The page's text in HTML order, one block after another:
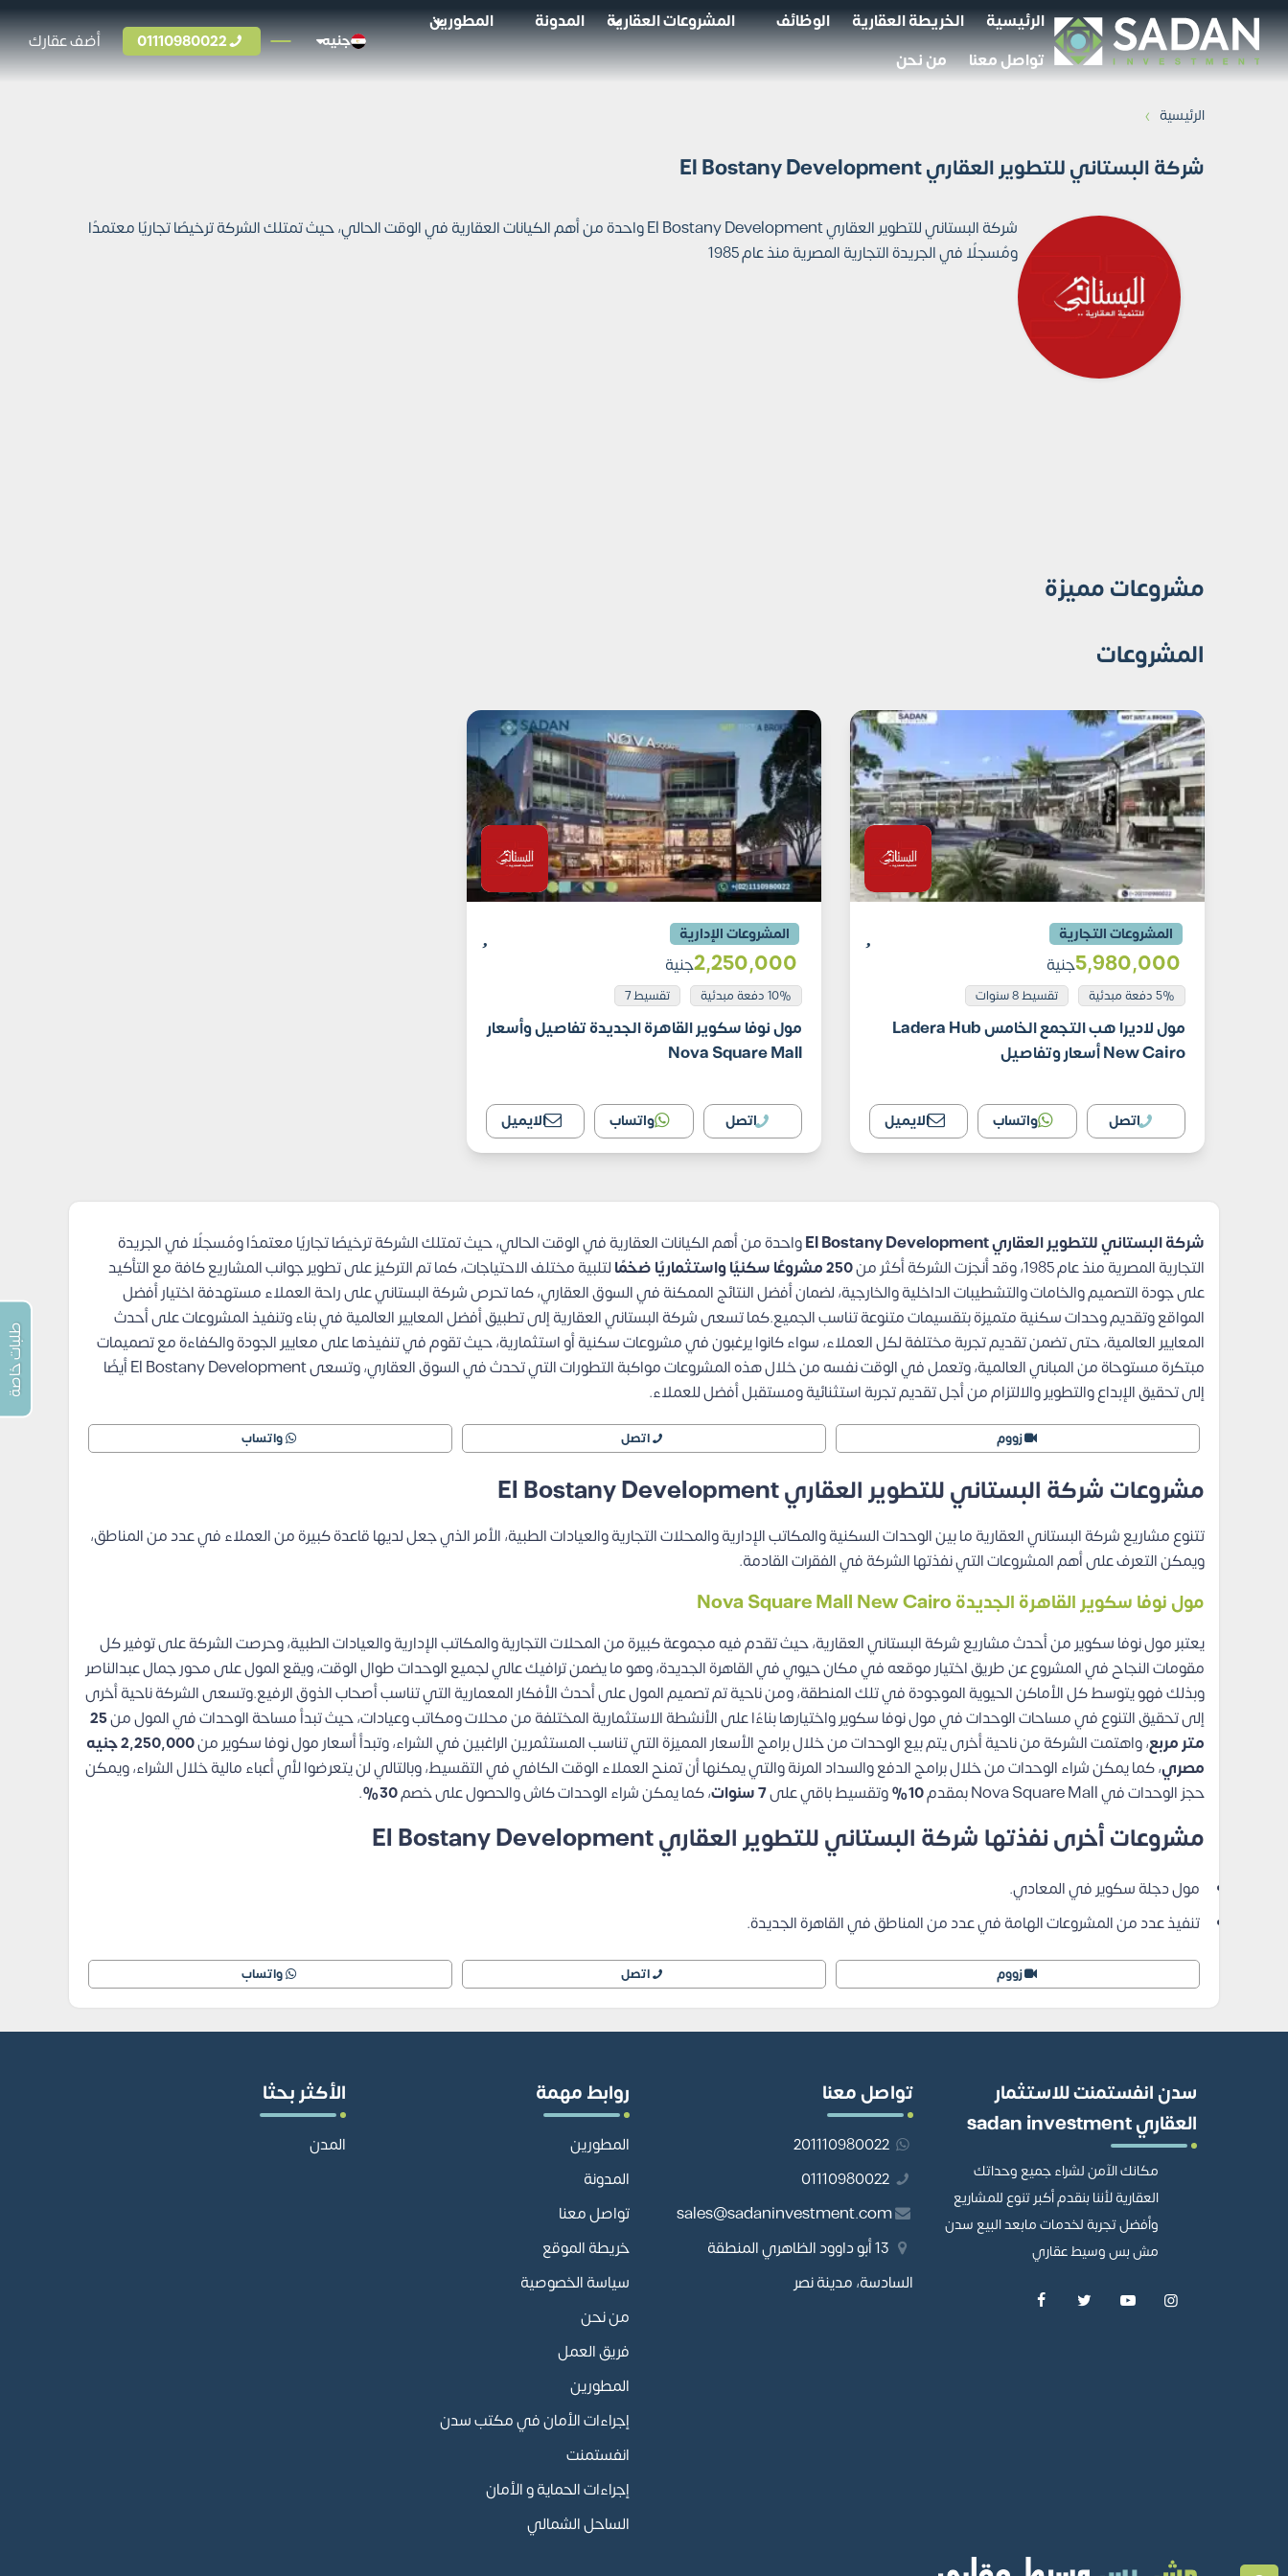
الرئيسية الخريطة العقارية الوظائف المشروعات العقارية المدونة
المطورين
تواصل معنا
من نحن
جنيه 01110980022 أضف عقارك
الرئيسية ›
شركة البستاني للتطوير العقاري El Bostany Development
شركة البستاني للتطوير العقاري El Bostany Development واحدة من أهم الكيانات العقارية في الوقت الحالي، حيث تمتلك الشركة ترخيصًا تجاريًا معتمدًا
ومُسجلًا في الجريدة التجارية المصرية منذ عام 1985
مشروعات مميزة
المشروعات
المشروعات التجارية
5٬980٬000جنية
5% دفعة مبدئية تقسيط 8 سنوات
مول لاديرا هب التجمع الخامس Ladera Hub
New Cairo أسعار وتفاصيل
اتصل واتساب الايميل
المشروعات الإدارية
2٬250٬000جنية
10% دفعة مبدئية تقسيط 7
مول نوفا سكوير القاهرة الجديدة تفاصيل وأسعار
Nova Square Mall
اتصل واتساب الايميل
شركة البستاني للتطوير العقاري El Bostany Development
واحدة من أهم الكيانات العقارية في الوقت الحالي، حيث تمتلك الشركة ترخيصًا تجاريًا معتمدًا ومُسجلًا في الجريدة
التجارية المصرية منذ عام 1985، وقد أنجزت الشركة أكثر من
250 مشروعًا سكنيًا واستثماريًا ضخمًا
لتلبية مختلف الاحتياجات، كما تم التركيز على تطوير جوانب المشاريع كافة مع التأكيد
على جودة التصميم والخامات والتشطيبات الداخلية والخارجية، لضمان أفضل النتائج الممكنة في السوق العقاري، كما تحرص شركة البستاني على راحة العملاء مستهدفة اختيار أفضل
المواقع وتقديم وحدات سكنية متميزة بتقسيمات متنوعة تناسب الجميع.كما تسعى شركة البستاني العقارية إلى تطبيق أفضل المعايير العالمية في بناء وتنفيذ المشروعات على أحدث
المعايير العالمية، حتى تضمن تقديم تجربة مختلفة لكل العملاء، سواء كانوا يرغبون في مشروعات سكنية أو استثمارية، حيث تقوم في تنفيذها على معايير الجودة والكفاءة مع تصميمات
مبتكرة مستوحاة من المباني العالمية، وتعمل في الوقت نفسه من خلال هذه المشروعات مواكبة التطورات التي تحدث في السوق العقاري، وتسعى El Bostany Development أيضًا
إلى تحقيق الإبداع والتطوير والالتزام من أجل تقديم تجربة استثنائية ومستقبل أفضل للعملاء.
زووم اتصل واتساب
مشروعات شركة البستاني للتطوير العقاري El Bostany Development
تتنوع مشاريع شركة البستاني العقارية ما بين الوحدات السكنية والمكاتب الإدارية والمحلات التجارية والعيادات الطبية، الأمر الذي جعل لديها قاعدة كبيرة من العملاء في عدد من المناطق،
ويمكن التعرف على أهم المشروعات التي نفذتها الشركة في الفقرات القادمة.
مول نوفا سكوير القاهرة الجديدة
يعتبر مول نوفا سكوير من أحدث مشاريع شركة البستاني العقارية، حيث تقدم فيه مجموعة كبيرة من المحلات التجارية والمكاتب الإدارية والعيادات الطبية، وحرصت الشركة على توفير كل
مقومات النجاح في المشروع عن طريق اختيار موقعه في مكان حيوي في القاهرة الجديدة، وهو ما يضمن ترافيك عالي لجميع الوحدات طوال الوقت، ويقع المول على محور جمال عبدالناصر
وبذلك فهو يتوسط كل الأماكن الحيوية الموجودة في تلك المنطقة، ومن ناحية تم تصميم المول على أحدث الأفكار المعمارية التي تناسب أصحاب الذوق الرفيع.وتسعى الشركة ناحية أخرى
إلى تحقيق التنوع في مساحات الوحدات في مول نوفا سكوير واختيارها بناءًا على الأنشطة الاستثمارية المختلفة من محلات ومكاتب وعيادات، حيث تبدأ مساحة الوحدات في المول من25
متر مربع، واهتمت الشركة من ناحية أخرى يتم بيع الوحدات من خلال برامج الأسعار المميزة التي تناسب المستثمرين الراغبين في الشراء، وتبدأ أسعار مول نوفا سكوير من
2,250,000 جنيه
مصري، كما يمكن شراء الوحدات من خلال برامج الدفع والسداد المرنة والتي يمكنها أن تمنح العملاء الوقت الكافي في التقسيط، وبالتالي لن يتعرضوا لأي أعباء مالية خلال الشراء، ويمكن
حجز الوحدات في Nova Square Mall بمقدم
10% وتقسيط باقي على7 سنوات ، كما يمكن شراء الوحدات كاش والحصول على خصم30%
.
مشروعات أخرى نفذتها شركة البستاني للتطوير العقاري El Bostany Development
مول دجلة سكوير في المعادي.
تنفيذ عدد من المشروعات الهامة في عدد من المناطق في القاهرة الجديدة.
زووم اتصل واتساب
سدن انفستمنت للاستثمار
العقاري sadan investment
مكانك الآمن لشراء جميع وحداتك
العقارية لأننا بنقدم أكبر تنوع للمشاريع
وأفضل تجربة لخدمات مابعد البيع سدن
مش بس وسيط عقاري
تواصل معنا
201110980022
01110980022
sales@sadaninvestment.com
13 أبو داوود الظاهري المنطقة
السادسة، مدينة نصر
روابط مهمة
المطورين
المدونة
تواصل معنا
خريطة الموقع
سياسة الخصوصية
من نحن
فريق العمل
المطورين
إجراءات الأمان في مكتب سدن
انفستمنت
إجراءات الحماية و الأمان
الساحل الشمالي
الأكثر بحثا
المدن
طلبات خاصة